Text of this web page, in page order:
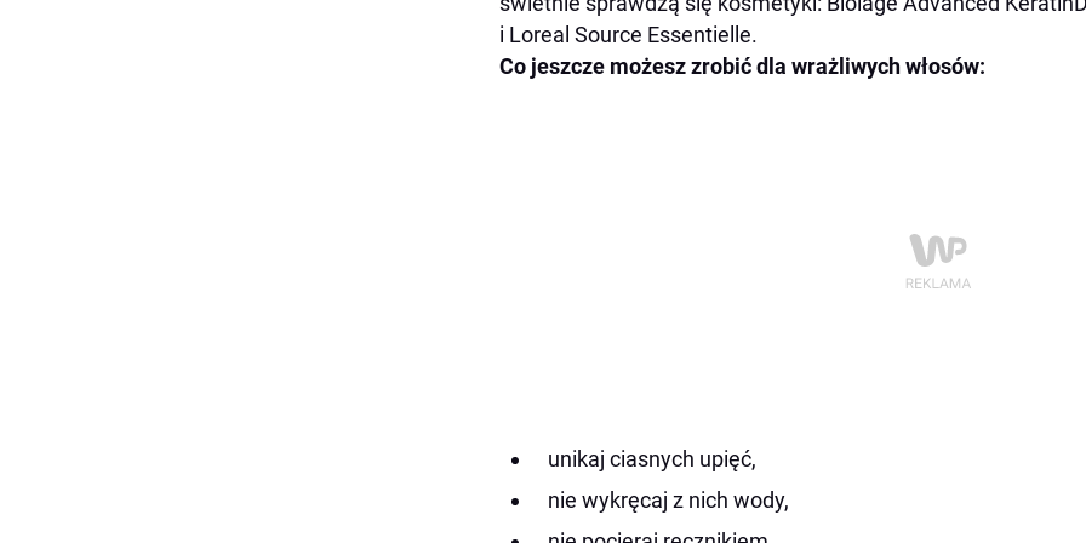
i Loreal Source Essentielle.
Co jeszcze możesz zrobić dla wrażliwych włosów:
unikaj ciasnych upięć,
nie wykręcaj z nich wody,